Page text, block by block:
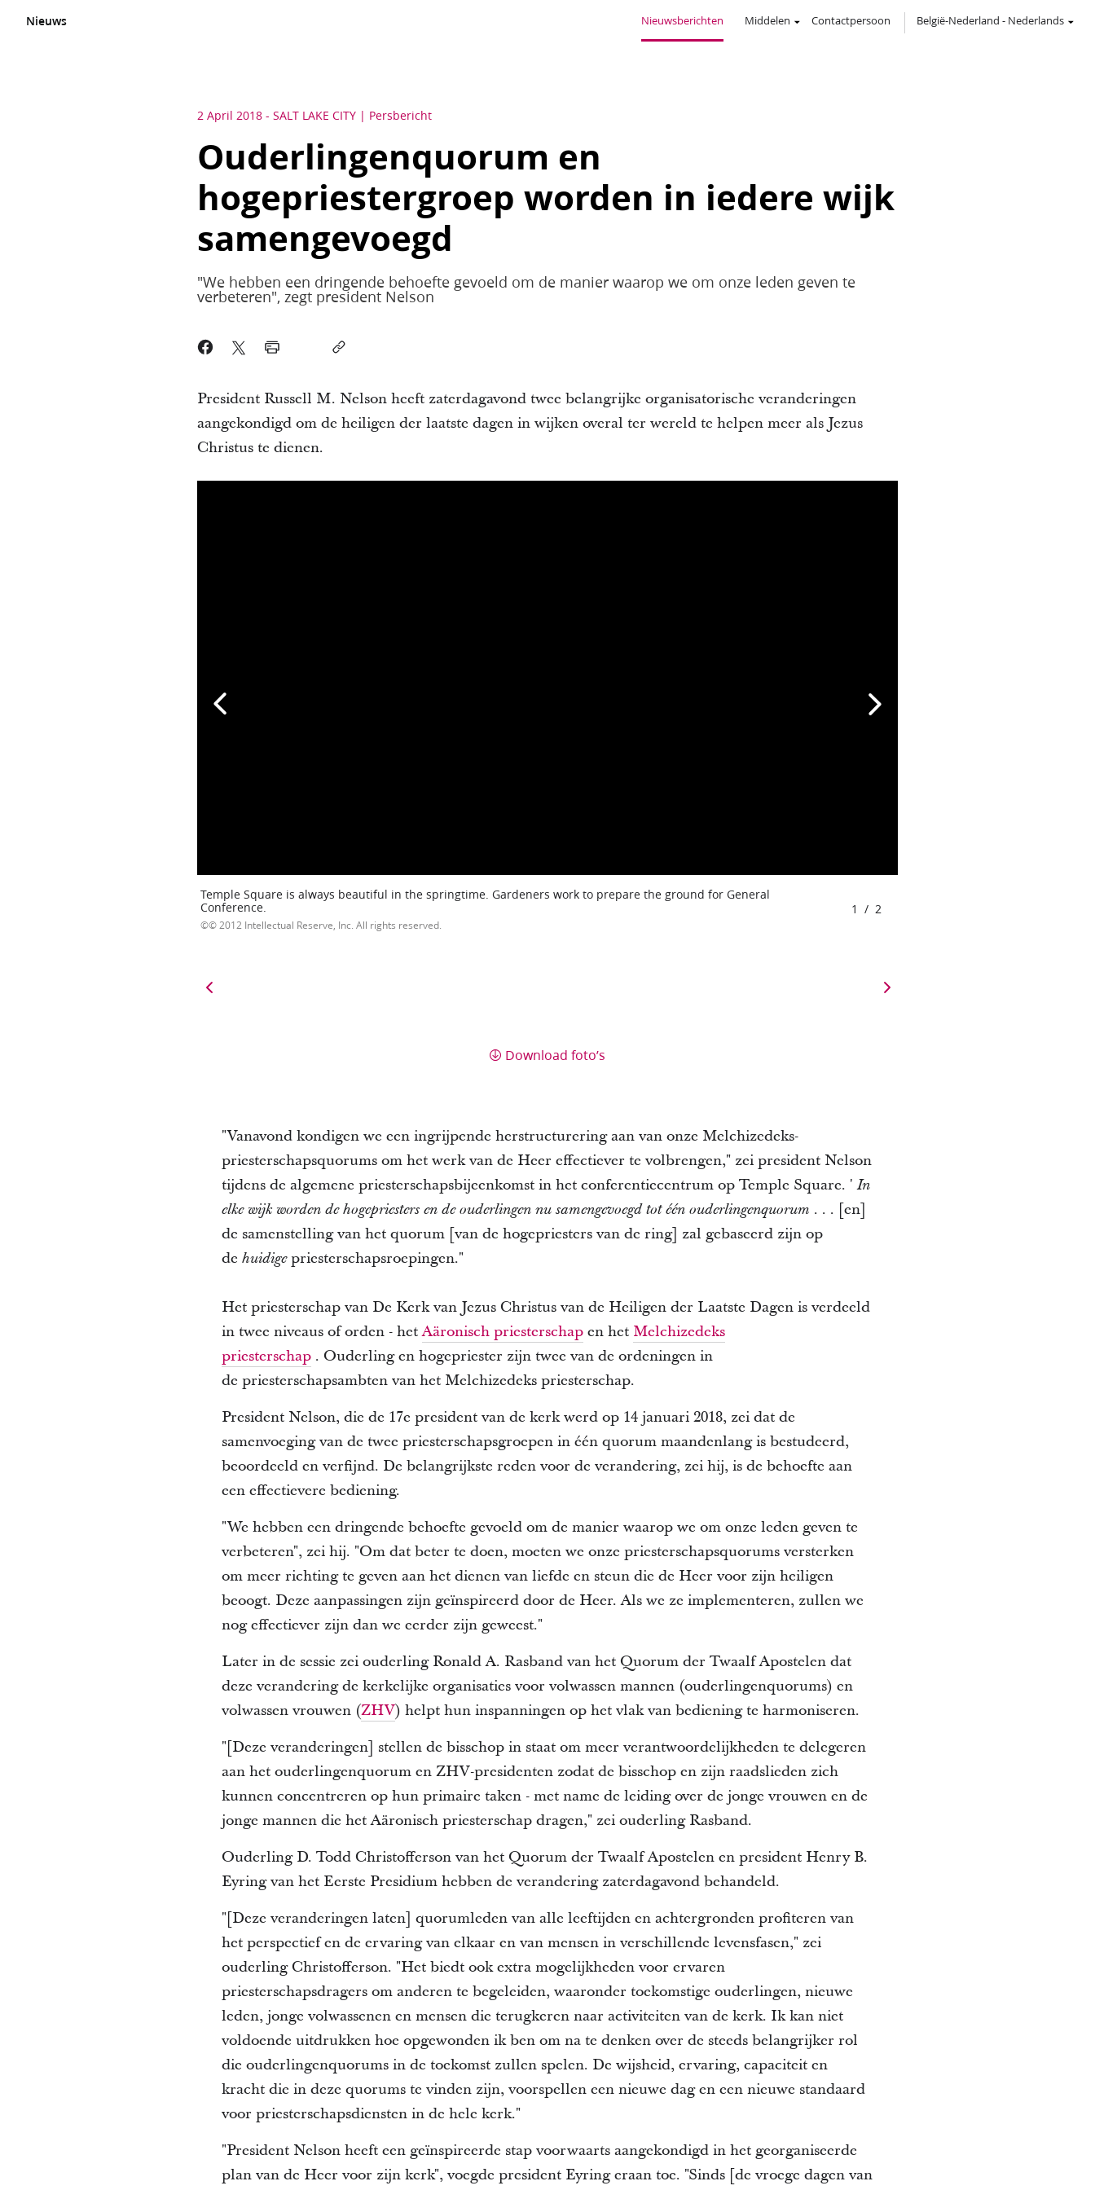
Nieuws Nieuwsberichten Middelen Contactpersoon België-Nederland - Nederlands
2 April 2018 - SALT LAKE CITY Persbericht
Ouderlingenquorum en
hogepriestergroep worden in iedere wijk
samengevoegd
"We hebben een dringende behoefte gevoeld om de manier waarop we om onze leden geven te
verbeteren", zegt president Nelson
President Russell M. Nelson heeft zaterdagavond twee belangrijke organisatorische veranderingen
aangekondigd om de heiligen der laatste dagen in wijken overal ter wereld te helpen meer als Jezus
Christus te dienen.
Temple Square is always beautiful in the springtime. Gardeners work to prepare the ground for General
Conference.
© 2012 Intellectual Reserve, Inc. All rights reserved.
1 / 2
Download foto’s
"Vanavond kondigen we een ingrijpende herstructurering aan van onze Melchizedeks-
priesterschapsquorums om het werk van de Heer effectiever te volbrengen," zei president Nelson
tijdens de algemene priesterschapsbijeenkomst in het conferentiecentrum op Temple Square. 'In
elke wijk worden de hogepriesters en de ouderlingen nu samengevoegd tot één ouderlingenquorum . . . [en]
de samenstelling van het quorum [van de hogepriesters van de ring] zal gebaseerd zijn op
dehuidigepriesterschapsroepingen."
Het priesterschap van De Kerk van Jezus Christus van de Heiligen der Laatste Dagen is verdeeld
in twee niveaus of orden - hetAäronisch priesterschap en het Melchizedeks
priesterschap .Ouderling en hogepriester zijn twee van de ordeningen in
de priesterschapsambten van het Melchizedeks priesterschap.
President Nelson, die de 17e president van de kerk werd op 14 januari 2018, zei dat de
samenvoeging van de twee priesterschapsgroepen in één quorum maandenlang is bestudeerd,
beoordeeld en verfijnd. De belangrijkste reden voor de verandering, zei hij, is de behoefte aan
een effectievere bediening.
"We hebben een dringende behoefte gevoeld om de manier waarop we om onze leden geven te
verbeteren", zei hij. "Om dat beter te doen, moeten we onze priesterschapsquorums versterken
om meer richting te geven aan het dienen van liefde en steun die de Heer voor zijn heiligen
beoogt. Deze aanpassingen zijn geïnspireerd door de Heer.Als we ze implementeren, zullen we
nog effectiever zijn dan we eerder zijn geweest."
Later in de sessie zei ouderling Ronald A. Rasband van het Quorum der Twaalf Apostelen dat
deze verandering de kerkelijke organisaties voor volwassen mannen (ouderlingenquorums) en
volwassen vrouwen (ZHV)helpthun inspanningen op het vlak van bediening te harmoniseren.
"[Deze veranderingen] stellen de bisschop in staat om meer verantwoordelijkheden te delegeren
aan het ouderlingenquorum en ZHV-presidenten zodat de bisschop en zijn raadslieden zich
kunnen concentreren op hun primaire taken - met name de leiding over de jonge vrouwen en de
jonge mannen die het Aäronisch priesterschap dragen," zei ouderling Rasband.
Ouderling D. Todd Christofferson van het Quorum der Twaalf Apostelen en president Henry B.
Eyring van het Eerste Presidium hebben de verandering zaterdagavond behandeld.
"[Deze veranderingen laten] quorumleden van alle leeftijden en achtergronden profiteren van
het perspectief en de ervaring van elkaar en van mensen in verschillende levensfasen," zei
ouderling Christofferson. "Het biedt ook extra mogelijkheden voor ervaren
priesterschapsdragers om anderen te begeleiden, waaronder toekomstige ouderlingen, nieuwe
leden, jonge volwassenen en mensen die terugkeren naar activiteiten van de kerk. Ik kan niet
voldoende uitdrukken hoe opgewonden ik ben om na te denken over de steeds belangrijker rol
die ouderlingenquorums in de toekomst zullen spelen. De wijsheid, ervaring, capaciteit en
kracht die in deze quorums te vinden zijn, voorspellen een nieuwe dag en een nieuwe standaard
voor priesterschapsdiensten in de hele kerk."
"President Nelson heeft een geïnspireerde stap voorwaarts aangekondigd in het georganiseerde
plan van de Heer voor zijn kerk", voegde president Eyring eraan toe. "Sinds [de vroege dagen van